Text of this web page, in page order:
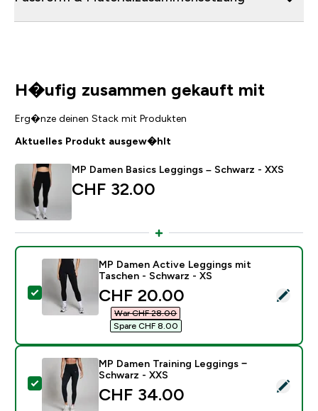
H�ufig zusammen gekauft mit
Erg�nze deinen Stack mit Produkten
Aktuelles Produkt ausgew�hlt
MP Damen Basics Leggings – Schwarz - XXS
CHF 32.00‎
Dieses Produkt ausw�hlen - MP Damen Active
MP Damen Active Leggings mit
Taschen - Schwarz - XS
discounted price
CHF 20.00‎
War CHF 28.00‎
Spare CHF 8.00‎
Dieses Produkt ausw�hlen - MP Damen Training
MP Damen Training Leggings −
Schwarz - XXS
CHF 34.00‎